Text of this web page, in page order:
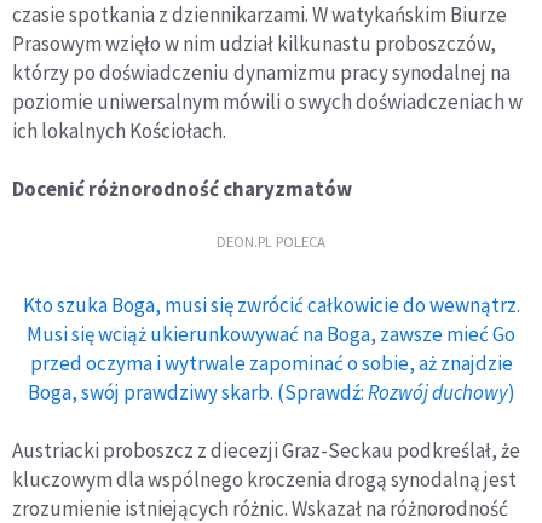
czasie spotkania z dziennikarzami. W watykańskim Biurze
Prasowym wzięło w nim udział kilkunastu proboszczów,
którzy po doświadczeniu dynamizmu pracy synodalnej na
poziomie uniwersalnym mówili o swych doświadczeniach w
ich lokalnych Kościołach.
Docenić różnorodność charyzmatów
DEON.PL POLECA
Kto szuka Boga, musi się zwrócić całkowicie do wewnątrz.
Musi się wciąż ukierunkowywać na Boga, zawsze mieć Go
przed oczyma i wytrwale zapominać o sobie, aż znajdzie
Boga, swój prawdziwy skarb. (Sprawdź:Rozwój duchowy)
Austriacki proboszcz z diecezji Graz-Seckau podkreślał, że
kluczowym dla wspólnego kroczenia drogą synodalną jest
zrozumienie istniejących różnic. Wskazał na różnorodność